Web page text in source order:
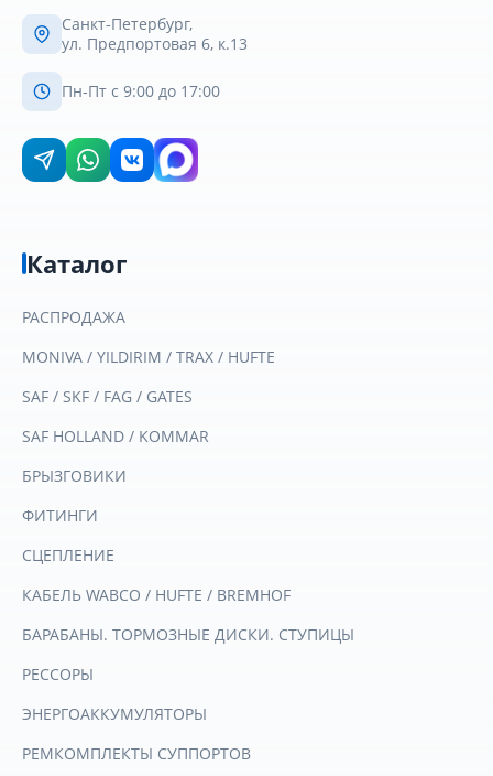
Санкт-Петербург,
ул. Предпортовая 6, к.13
Пн-Пт с 9:00 до 17:00
Каталог
РАСПРОДАЖА
MONIVA / YILDIRIM / TRAX / HUFTE
SAF / SKF / FAG / GATES
SAF HOLLAND / KOMMAR
БРЫЗГОВИКИ
ФИТИНГИ
СЦЕПЛЕНИЕ
КАБЕЛЬ WABCO / HUFTE / BREMHOF
БАРАБАНЫ. ТОРМОЗНЫЕ ДИСКИ. СТУПИЦЫ
РЕССОРЫ
ЭНЕРГОАККУМУЛЯТОРЫ
РЕМКОМПЛЕКТЫ СУППОРТОВ